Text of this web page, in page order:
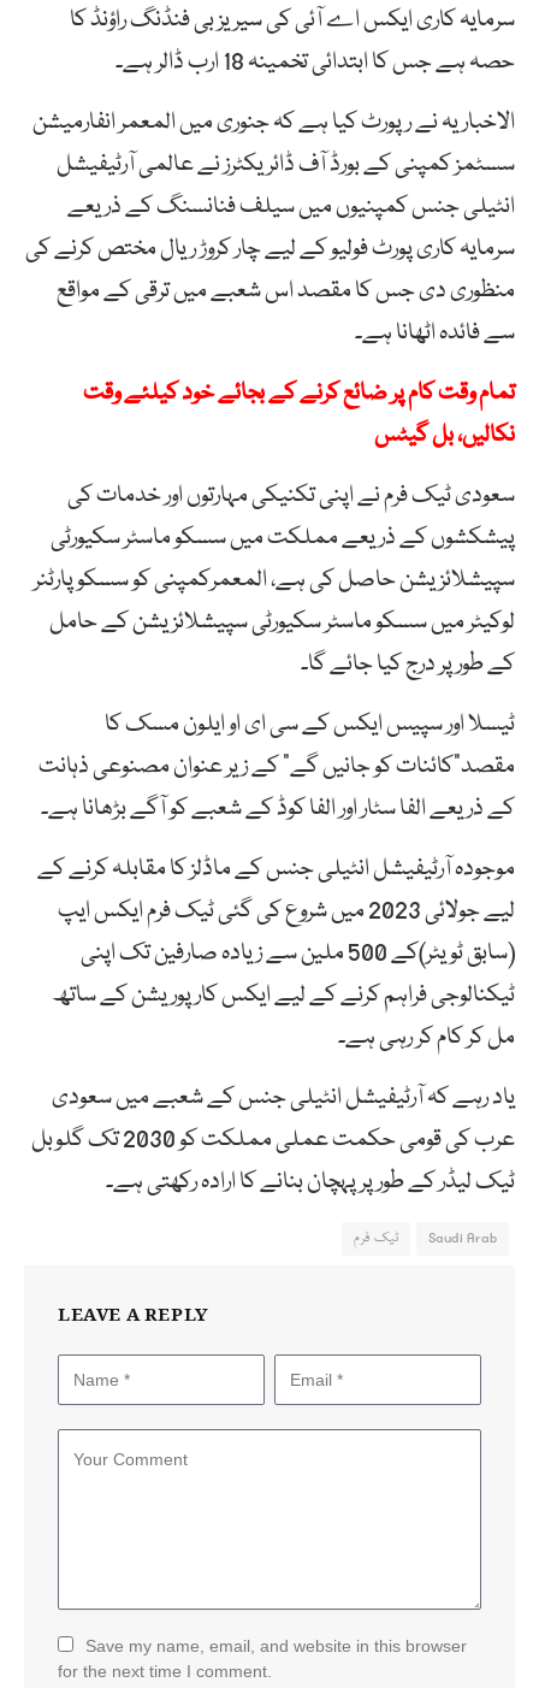
سرمایہ کاری ایکس اے آئی کی سیریز بی فنڈنگ راؤنڈ کا
حصہ ہے جس کا ابتدائی تخمینہ 18 ارب ڈالر ہے۔
الاخباریہ نے رپورٹ کیا ہے کہ جنوری میں المعمر انفارمیشن
سسٹمز کمپنی کے بورڈ آف ڈائریکٹرز نے عالمی آرٹیفیشل
انٹیلی جنس کمپنیوں میں سیلف فنانسنگ کے ذریعے
سرمایہ کاری پورٹ فولیو کے لیے چار کروڑ ریال مختص کرنے کی
منظوری دی جس کا مقصد اس شعبے میں ترقی کے مواقع
سے فائدہ اٹھانا ہے۔
تمام وقت کام پر ضائع کرنے کے بجائے خود کیلئے وقت
نکالیں، بل گیٹس
سعودی ٹیک فرم نے اپنی تکنیکی مہارتوں اور خدمات کی
پیشکشوں کے ذریعے مملکت میں سسکو ماسٹر سکیورٹی
سپیشلائزیشن حاصل کی ہے، المعمرکمپنی کو سسکو پارٹنر
لوکیٹر میں سسکو ماسٹر سکیورٹی سپیشلائزیشن کے حامل
کے طور پر درج کیا جائے گا۔
ٹیسلا اور سپیس ایکس کے سی ای او ایلون مسک کا
مقصد”کائنات کو جانیں گے“ کے زیر عنوان مصنوعی ذہانت
کے ذریعے الفا سٹار اور الفا کوڈ کے شعبے کو آگے بڑھانا ہے۔
موجودہ آرٹیفیشل انٹیلی جنس کے ماڈلز کا مقابلہ کرنے کے
لیے جولائی 2023 میں شروع کی گئی ٹیک فرم ایکس ایپ
(سابق ٹویٹر)کے 500 ملین سے زیادہ صارفین تک اپنی
ٹیکنالوجی فراہم کرنے کے لیے ایکس کارپوریشن کے ساتھ
مل کر کام کر رہی ہے۔
یاد رہے کہ آرٹیفیشل انٹیلی جنس کے شعبے میں سعودی
عرب کی قومی حکمت عملی مملکت کو 2030 تک گلوبل
ٹیک لیڈر کے طور پر پہچان بنانے کا ارادہ رکھتی ہے۔
Saudi Arab ٹیک فرم
LEAVE A REPLY
Save my name, email, and website in this browser
for the next time I comment.